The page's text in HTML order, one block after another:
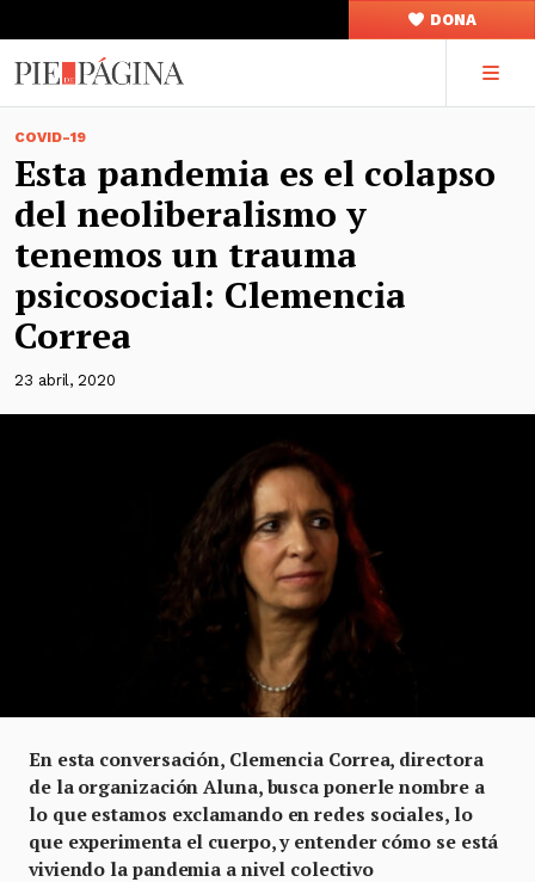
DONA
COVID-19
Esta pandemia es el colapso
del neoliberalismo y
tenemos un trauma
psicosocial: Clemencia
Correa
23 abril, 2020
En esta conversación, Clemencia Correa, directora
de la organización Aluna, busca ponerle nombre a
lo que estamos exclamando en redes sociales, lo
que experimenta el cuerpo, y entender cómo se está
viviendo la pandemia a nivel colectivo